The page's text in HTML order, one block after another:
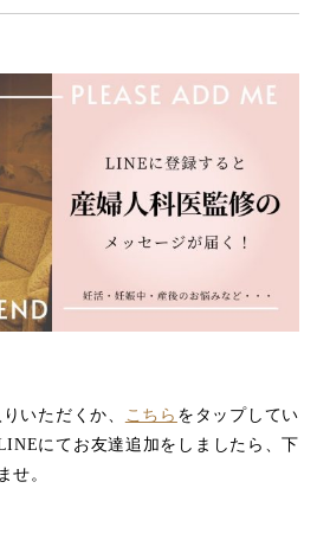
いただくか、 こちら をタップしてい
にてお友達追加をしましたら、下
せ。